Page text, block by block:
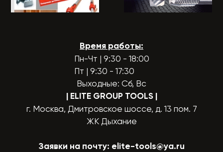
Время работы:
Пн-Чт | 9:30 - 18:00
Пт | 9:30 - 17:30
Выходные: Сб, Вс
| ELITE GROUP TOOLS |
г. Москва, Дмитровское шоссе, д. 13 пом. 7
ЖК Дыхание
Заявки на почту: elite-tools@ya.ru